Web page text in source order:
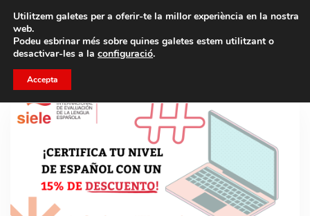
Porta un amic i emporteu-vos un total de 75€ de
descompte.
Utilitzem galetes per a oferir-te la millor experiència en la nostra
web.
Podeu esbrinar més sobre quines galetes estem utilitzant o
desactivar-les a la configuració.
Accepta